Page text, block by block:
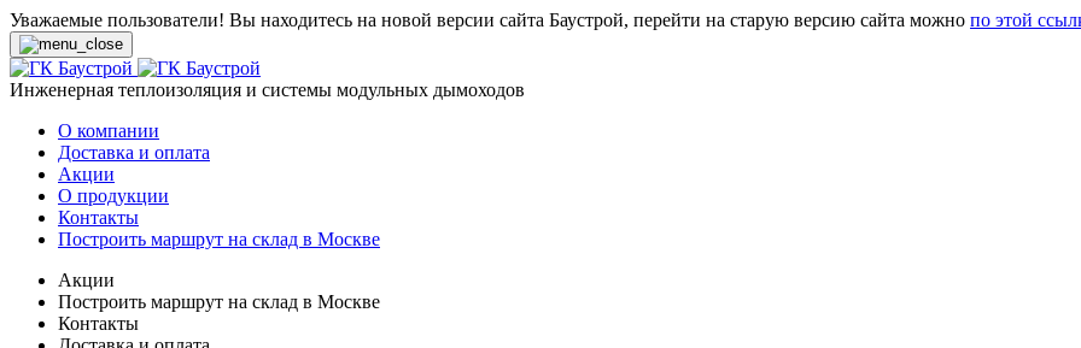
Уважаемые пользователи! Вы находитесь на новой версии сайта Баустрой, перейти на старую версию сайта можно по этой
Инженерная теплоизоляция и системы модульных дымоходов
О компании
Доставка и оплата
Акции
О продукции
Контакты
Построить маршрут на склад в Москве
Акции
Построить маршрут на склад в Москве
Контакты